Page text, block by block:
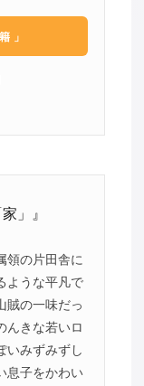
」
」』
領の片田舎に
ような平凡で
賊の一味だっ
んきな若いロ
いみずみずし
息子をかわい